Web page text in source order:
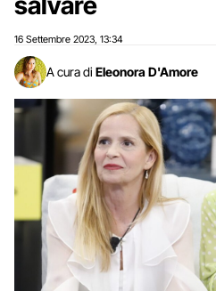
16 Settembre 2023 13:34
A cura di Eleonora D'Amore